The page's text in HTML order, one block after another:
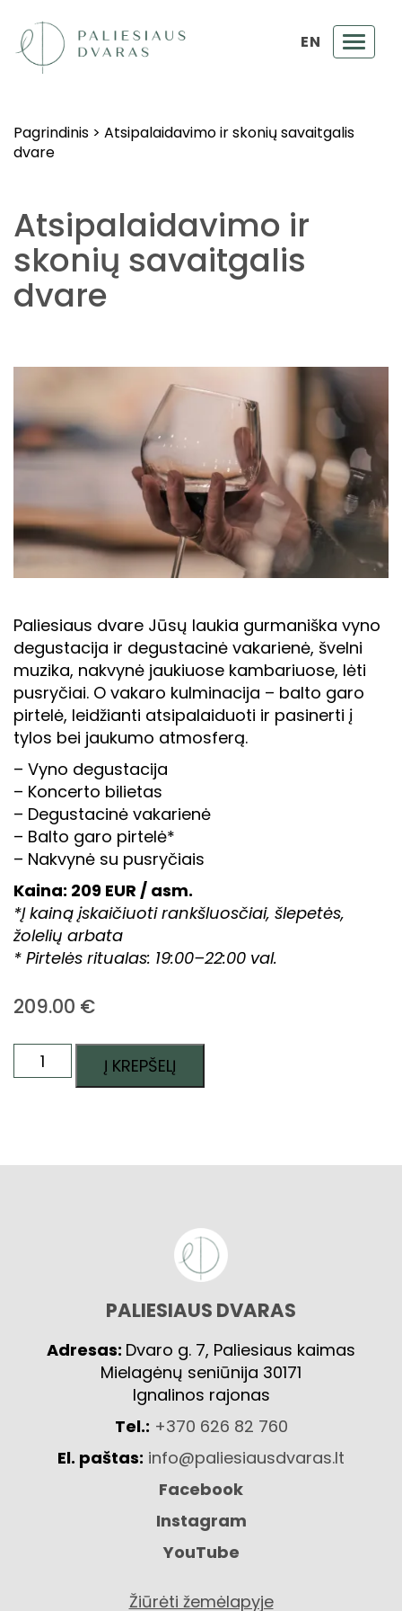
EN
Pagrindinis > Atsipalaidavimo ir skonių savaitgalis
dvare
Atsipalaidavimo ir
skonių savaitgalis
dvare
Paliesiaus dvare Jūsų laukia gurmaniška vyno
degustacija ir degustacinė vakarienė, švelni
muzika, nakvynė jaukiuose kambariuose, lėti
pusryčiai. O vakaro kulminacija – balto garo
pirtelė, leidžianti atsipalaiduoti ir pasinerti į
tylos bei jaukumo atmosferą.
– Vyno degustacija
– Koncerto bilietas
– Degustacinė vakarienė
– Balto garo pirtelė*
– Nakvynė su pusryčiais
Kaina: 209 EUR / asm.
*Į kainą įskaičiuoti rankšluosčiai, šlepetės,
žolelių arbata
* Pirtelės ritualas: 19:00–22:00 val.
209.00 €
produkto
kiekis:
savaitgalis
Į KREPŠELĮ
PALIESIAUS DVARAS
Adresas: Dvaro g. 7, Paliesiaus kaimas
Mielagėnų seniūnija 30171
Ignalinos rajonas
Tel.: +370 626 82 760
El. paštas: info@paliesiausdvaras.lt
Facebook
Instagram
YouTube
Žiūrėti žemėlapyje